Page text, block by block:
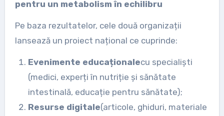
pentru un metabolism în echilibru
Pe baza rezultatelor, cele două organizații
lansează un proiect național ce cuprinde:
Evenimente educaționalecu specialiști
(medici, experți în nutriție și sănătate
intestinală, educație pentru sănătate);
Resurse digitale(articole, ghiduri, materiale